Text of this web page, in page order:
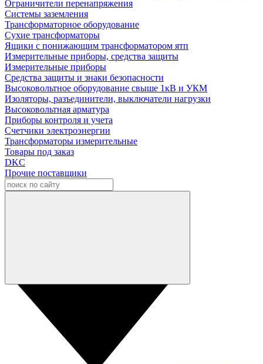
Ограничители перенапряжения
Системы заземления
Трансформаторное оборудование
Сухие трансформаторы
Ящики с понижающим трансформатором ятп
Измерительные приборы, средства защиты
Измерительные приборы
Средства защиты и знаки безопасности
Высоковольтное оборудование свыше 1кВ и УКМ
Изоляторы, разъединители, выключатели нагрузки
Высоковольтная арматура
Приборы контроля и учета
Счетчики электроэнергии
Трансформаторы измерительные
Товары под заказ
DKC
Прочие поставщики